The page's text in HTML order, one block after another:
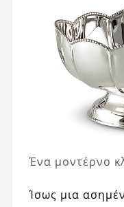
Ένα μοντέρνο
Ίσως μια